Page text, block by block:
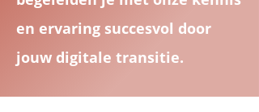
en ervaring succesvol door
jouw digitale transitie.